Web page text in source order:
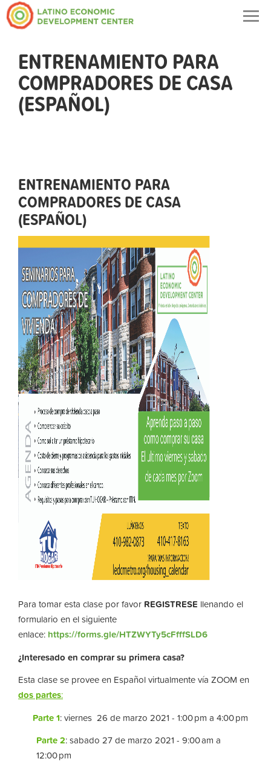
ENTRENAMIENTO PARA
COMPRADORES DE CASA
(ESPAÑOL)
ENTRENAMIENTO PARA
COMPRADORES DE CASA
(ESPAÑOL)
Para tomar esta clase por favor REGISTRESE llenando el
formulario en el siguiente
enlace: https://forms.gle/HTZWYTy5cFfffSLD6
¿Interesado en comprar su primera casa?
Esta clase se provee en Español virtualmente vía ZOOM en
dos partes:
Parte 1: viernes 26 de marzo 2021 - 1:00 pm a 4:00 pm
Parte 2: sabado 27 de marzo 2021 - 9:00 am a
12:00 pm